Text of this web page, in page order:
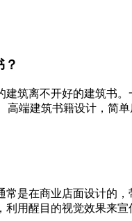
建筑离不开好的建筑书
高端建筑书籍设计，简
常是在商业店面设计的
利用醒目的视觉效果来